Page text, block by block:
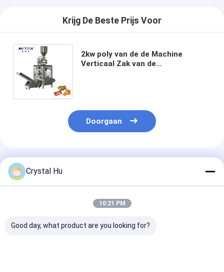
Krijg De Beste Prijs Voor
2kw poly van de de Machine
Verticaal Zak van de
Doorgaan
Geadviseerde Producten
Crystal Hu
10:21 PM
Good day, what product are you looking for?